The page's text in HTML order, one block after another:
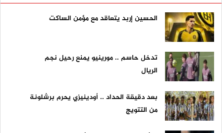
الحسين إربد يتعاقد مع مؤمن الساكت
تدخل حاسم .. مورينيو يمنع رحيل نجم
الريال
بعد دقيقة الحداد .. أودينيزي يحرم برشلونة
من التتويج